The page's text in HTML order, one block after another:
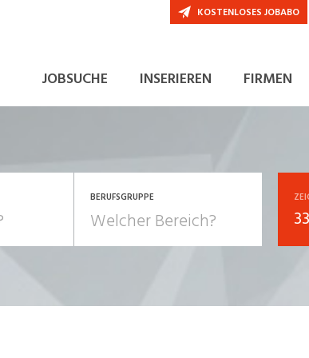
JOBSUCHE INSERIEREN FIRMEN
KOSTENLOSES JOBABO
BERUFSGRUPPE